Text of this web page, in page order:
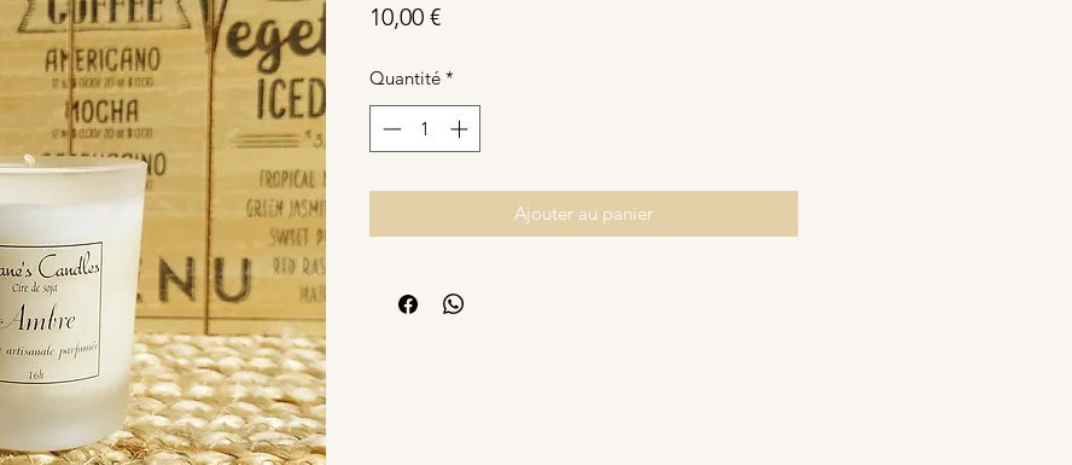
10,00 €Prix
Quantité *
Ajouter au panier